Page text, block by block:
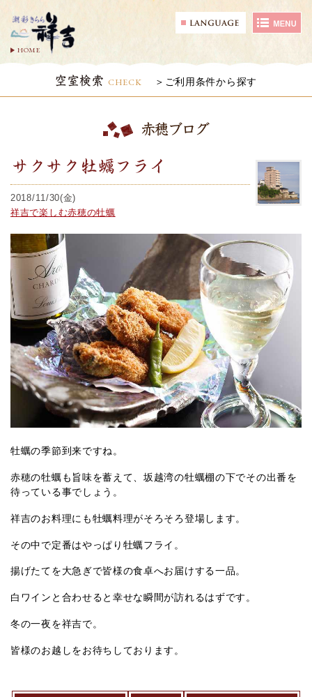
HOME
空室検索 CHECK ご利用条件から探す
赤穂ブログ
サクサク牡蠣フライ
2018/11/30(金)
祥吉で楽しむ赤穂の牡蠣
牡蠣の季節到来ですね。
赤穂の牡蠣も旨味を蓄えて、坂越湾の牡蠣棚の下でその出番を
待っている事でしょう。
祥吉のお料理にも牡蠣料理がそろそろ登場します。
その中で定番はやっぱり牡蠣フライ。
揚げたてを大急ぎで皆様の食卓へお届けする一品。
白ワインと合わせると幸せな瞬間が訪れるはずです。
冬の一夜を祥吉で。
皆様のお越しをお待ちしております。